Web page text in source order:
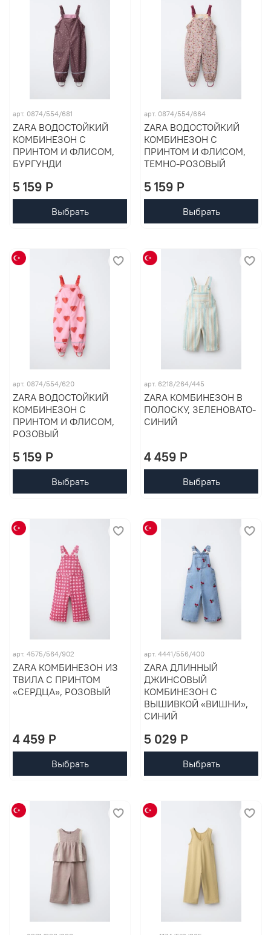
арт. 0874/554/681
ZARA ВОДОСТОЙКИЙ
КОМБИНЕЗОН С
ПРИНТОМ И ФЛИСОМ,
БУРГУНДИ
5 159 P
Выбрать
арт. 0874/554/664
ZARA ВОДОСТОЙКИЙ
КОМБИНЕЗОН С
ПРИНТОМ И ФЛИСОМ,
ТЕМНО-РОЗОВЫЙ
5 159 P
Выбрать
арт. 0874/554/620
ZARA ВОДОСТОЙКИЙ
КОМБИНЕЗОН С
ПРИНТОМ И ФЛИСОМ,
РОЗОВЫЙ
5 159 P
Выбрать
арт. 6218/264/445
ZARA КОМБИНЕЗОН В
ПОЛОСКУ, ЗЕЛЕНОВАТО-
СИНИЙ
4 459 P
Выбрать
арт. 4575/564/902
ZARA КОМБИНЕЗОН ИЗ
ТВИЛА С ПРИНТОМ
«СЕРДЦА», РОЗОВЫЙ
4 459 P
Выбрать
арт. 4441/556/400
ZARA ДЛИННЫЙ
ДЖИНСОВЫЙ
КОМБИНЕЗОН С
ВЫШИВКОЙ «ВИШНИ»,
СИНИЙ
5 029 P
Выбрать